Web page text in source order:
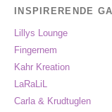
INSPIRERENDE
Lillys Lounge
Fingernem
Kahr Kreation
LaRaLiL
Carla & Krudtuglen